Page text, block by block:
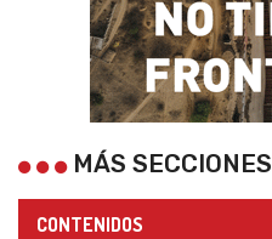
MÁS SECCIONES
CONTENIDOS